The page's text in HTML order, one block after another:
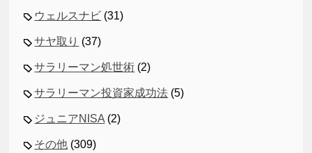
ウェルスナビ (31)
サヤ取り (37)
サラリーマン処世術 (2)
サラリーマン投資家成功法 (5)
ジュニアNISA (2)
その他 (309)